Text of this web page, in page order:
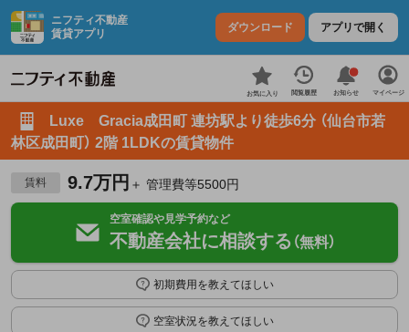
ニフティ不動産
賃貸アプリ
ダウンロード アプリで開く
お気に入り 閲覧履歴 お知らせ マイページ
Luxe Gracia成田町 連坊駅より徒歩6分 （仙台市若
林区成田町） 2階 1LDKの賃貸物件
賃料 9.7万円 ＋ 管理費等5500円
空室確認や見学予約など
不動産会社に相談する （無料）
初期費用を教えてほしい
空室状況を教えてほしい